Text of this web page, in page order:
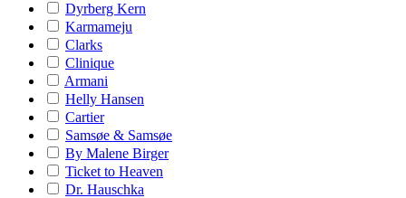
Dyrberg Kern
Karmameju
Clarks
Clinique
Armani
Helly Hansen
Cartier
Samsøe & Samsøe
By Malene Birger
Ticket to Heaven
Dr. Hauschka